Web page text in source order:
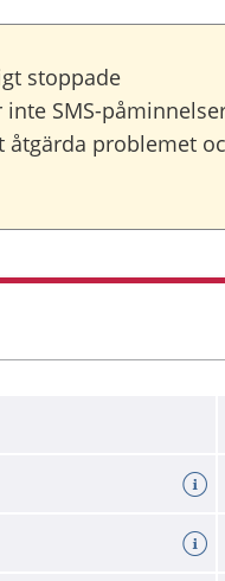
stoppade
SMS-
åtgärda problemet